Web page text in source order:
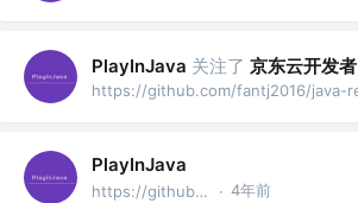
PlayInJava 关注了 京东云开发者
PlayInJava
https://github.com/fantj2016/java-reader @alibaba · 4年前